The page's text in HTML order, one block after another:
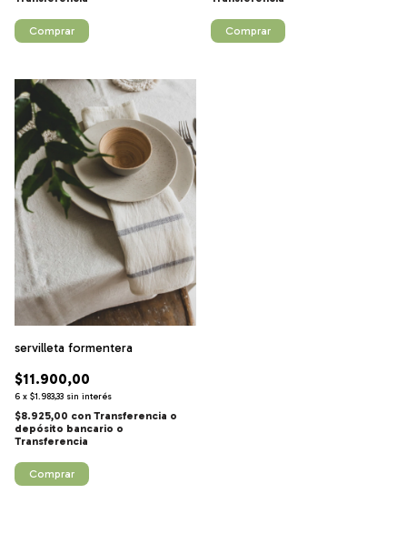
Comprar Comprar
servilleta formentera
$11.900,00
6 x $1.983,33 sin interés
$8.925,00 con Transferencia o
depósito bancario
Comprar